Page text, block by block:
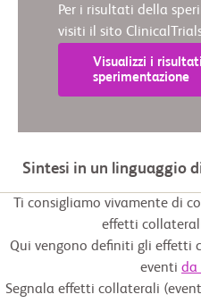
Per i risultati della
visiti il sito
Visualizzi i
sperimentazione
Sintesi in un linguaggio
Ti consigliamo vivamente di
effetti
Qui vengono definiti gli effetti
eventi da
Segnala effetti collaterali